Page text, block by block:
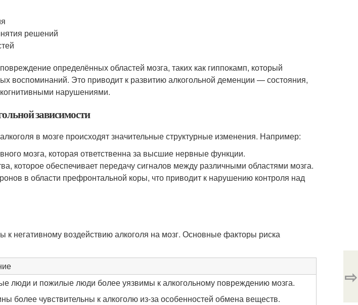
решений
определённых областей мозга, таких как гиппокамп, который
воспоминаний. Это приводит к развитию алкогольной деменции — состояния,
нарушениями.
зависимости
в мозге происходят значительные структурные изменения. Например:
мозга, которая ответственна за высшие нервные функции.
которое обеспечивает передачу сигналов между различными областями мозга.
в области префронтальной коры, что приводит к нарушению контроля над
к негативному воздействию алкоголя на мозг. Основные факторы риска
люди и пожилые люди более уязвимы к алкогольному повреждению мозга.
более чувствительны к алкоголю из-за особенностей обмена веществ.
⇨